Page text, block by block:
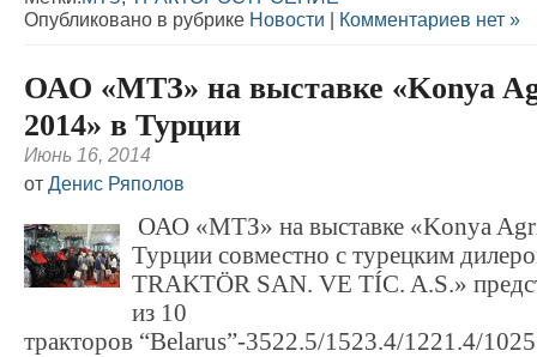
Опубликовано в рубрике Новости | Комментариев нет »
ОАО «МТЗ» на выставке «Konya
2014» в Турции
Июнь 16, 2014
от Денис Ряполов
ОАО «МТЗ» на выставке «Konya
Турции совместно с турецким
TRAKTÖR SAN. VE TÍC. A.S.»
из 10
тракторов “Belarus”-3522.5/1523.4/1221.4/